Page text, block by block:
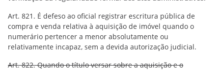
Art. 821. É defeso ao oficial registrar escritura pública de
compra e venda relativa à aquisição de imóvel quando o
numerário pertencer a menor absolutamente ou
relativamente incapaz, sem a devida autorização judicial.
Art. 822. Quando o título versar sobre a aquisição e o